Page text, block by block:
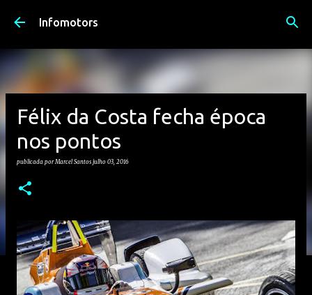
Avançar para o conteúdo principal
Infomotors
Félix da Costa fecha época
nos pontos
publicada porMarcel Santos julho 03, 2016